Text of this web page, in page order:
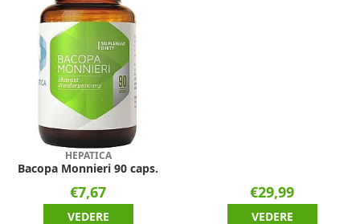
HEPATICA
Bacopa Monnieri 90 caps.
€7,67
VEDERE
€29,99
VEDERE